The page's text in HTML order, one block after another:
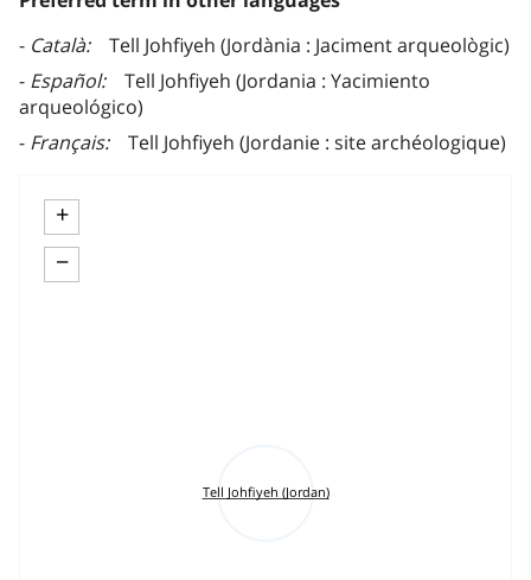
Català
Tell Johfiyeh (Jordània : Jaciment arqueològic)
Español
Tell Johfiyeh (Jordania : Yacimiento
arqueológico)
Français
Tell Johfiyeh (Jordanie : site archéologique)
+
−
Tell Johfiyeh (Jordan)